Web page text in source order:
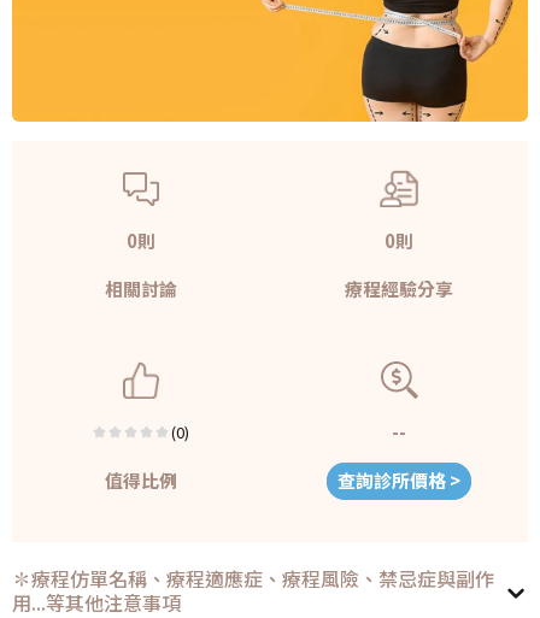
0則
相關討論
0則
療程經驗分享
(0)
值得比例
--
查詢診所價格 >
✽療程仿單名稱、療程適應症、療程風險、禁忌症與副作
用...等其他注意事項